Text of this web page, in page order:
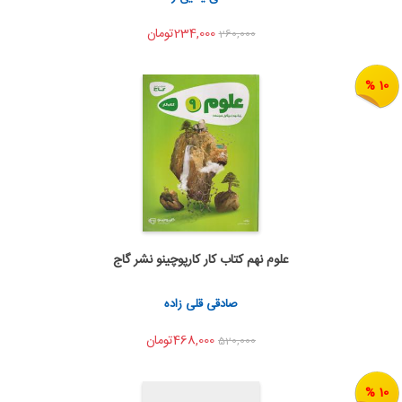
260,000234,000تومان
10 %
اضافه به سبد خرید
اشتراک گذاری
علوم نهم کتاب کار کارپوچینو نشر گاج
صادقی قلی زاده
520,000
10 %